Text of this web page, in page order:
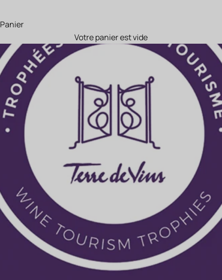
Panier
Votre panier est vide